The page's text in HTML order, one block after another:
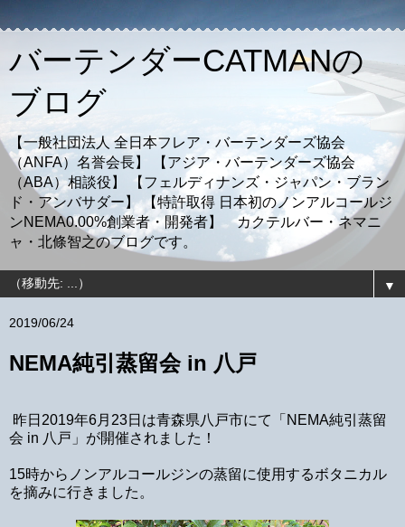
バーテンダーCATMANの
ブログ
【一般社団法人 全日本フレア・バーテンダーズ協会
（ANFA）名誉会長】 【アジア・バーテンダーズ協会
（ABA）相談役】 【フェルディナンズ・ジャパン・ブラン
ド・アンバサダー】 【特許取得 日本初のノンアルコールジ
ンNEMA0.00%創業者・開発者】 カクテルバー・ネマニ
ャ・北條智之のブログです。
▼
2019/06/24
NEMA純引蒸留会 in 八戸
昨日2019年6月23日は青森県八戸市にて「NEMA純引蒸留
会 in 八戸」が開催されました！
15時からノンアルコールジンの蒸留に使用するボタニカル
を摘みに行きました。